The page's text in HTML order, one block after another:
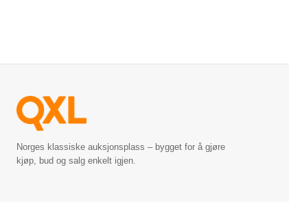
Norges klassiske auksjonsplass – bygget for å gjøre
kjøp, bud og salg enkelt igjen.